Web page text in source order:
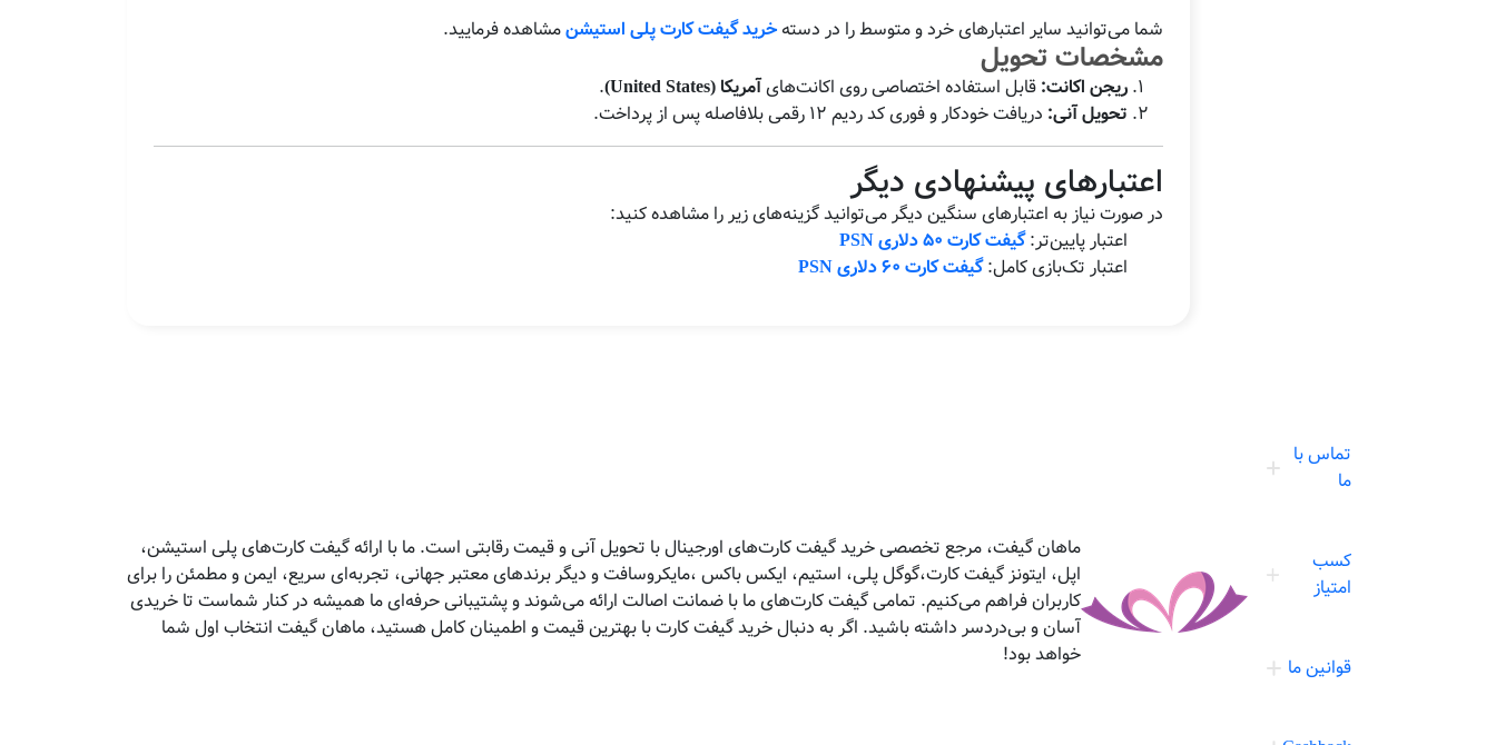
شما می‌توانید سایر اعتبارهای خرد و متوسط را در دسته خرید گیفت کارت پلی استیشنمشاهده فرمایید.
مشخصات تحویل
ریجن اکانت: قابل استفاده اختصاصی روی اکانت‌هایآمریکا (United States)
.
تحویل آنی: دریافت خودکار و فوری کد ردیم ۱۲ رقمی بلافاصله پس از پرداخت.
اعتبارهای پیشنهادی دیگر
در صورت نیاز به اعتبارهای سنگین دیگر می‌توانید گزینه‌های زیر را مشاهده کنید:
اعتبار پایین‌تر:گیفت کارت ۵۰ دلاری PSN
اعتبار تک‌بازی کامل:گیفت کارت ۶۰ دلاری PSN
تماس با
ما
کسب
امتیاز
قوانین ما
ماهان گیفت، مرجع تخصصی خرید گیفت کارت‌های اورجینال با تحویل آنی و قیمت رقابتی است. ما با ارائه گیفت کارت‌های پلی استیشن،
اپل، ایتونز گیفت کارت،گوگل پلی، استیم، ایکس باکس ،مایکروسافت و دیگر برندهای معتبر جهانی، تجربه‌ای سریع، ایمن و مطمئن را برای
کاربران فراهم می‌کنیم. تمامی گیفت کارت‌های ما با ضمانت اصالت ارائه می‌شوند و پشتیبانی حرفه‌ای ما همیشه در کنار شماست تا خریدی
آسان و بی‌دردسر داشته باشید. اگر به دنبال خرید گیفت کارت با بهترین قیمت و اطمینان کامل هستید، ماهان گیفت انتخاب اول شما
خواهد بود!